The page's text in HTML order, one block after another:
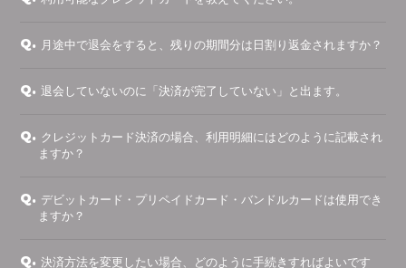
Q. 月途中で退会をすると、残りの期間分は日割り返金されますか？
Q. 退会していないのに「決済が完了していない」と出ます。
Q. クレジットカード決済の場合、利用明細にはどのように記載され
ますか？
Q. デビットカード・プリペイドカード・バンドルカードは使用でき
ますか？
Q. 決済方法を変更したい場合、どのように手続きすればよいです